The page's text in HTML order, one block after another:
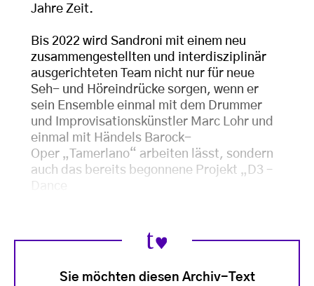
Jahre Zeit.
Bis 2022 wird Sandroni mit einem neu
zusammengestellten und interdisziplinär
ausgerichteten Team nicht nur für neue
Seh- und Höreindrücke sorgen, wenn er
sein Ensemble einmal mit dem Drummer
und Improvisationskünstler Marc Lohr und
einmal mit Händels Barock-
Oper „Tamerlano“ arbeiten lässt, sondern
auch das bereits begonnene Projekt „D3 –
Dance
Sie möchten diesen Archiv-Text